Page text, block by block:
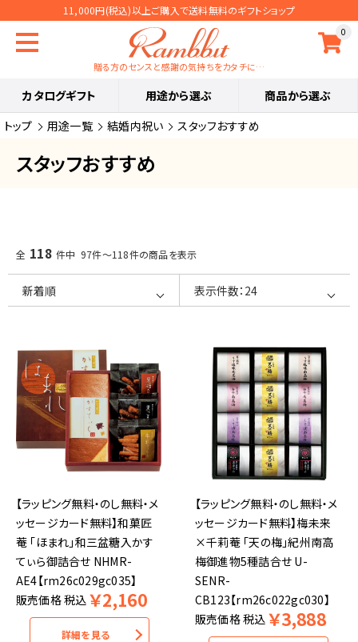
11,000円(税込)以上ご購入で送料無料のギフトショップ
0
贈る方のセンスと感謝の気持ちをカタチに…
カタログギフト 用途から選ぶ
商品から選ぶ
トップ
用途一覧 結婚内祝い スタッフおすすめ
スタッフおすすめ
全 118 件中 97件～118件の商品を表示
【ラッピング無料・のし無料・メ
ッセージカード無料】和菓匠
菴 「ほまれ」和三盆糖入かす
てぃら御詰合せ NHMR-
AE4【rm26c029gc035】
販売価格税込 ￥2,160
詳細を見る
【ラッピング無料・のし無料・メ
ッセージカード無料】梅未来
×千莉菴 「天の梅」紀州南高
梅御進物5種詰合せ U-
SENR-
CB123【rm26c022gc030】
販売価格税込 ￥3,888